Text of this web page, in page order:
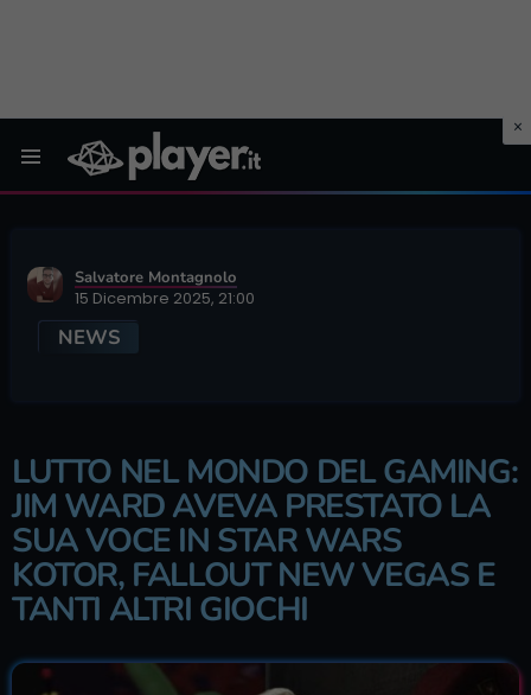
Salvatore Montagnolo
15 Dicembre 2025, 21:00
NEWS
LUTTO NEL MONDO DEL GAMING:
JIM WARD AVEVA PRESTATO LA
SUA VOCE IN STAR WARS
KOTOR, FALLOUT NEW VEGAS E
TANTI ALTRI GIOCHI